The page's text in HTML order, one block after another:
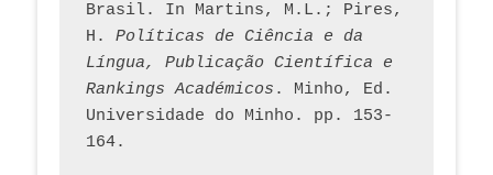
Brasil. In Martins, M.L.; Pires,
H. Políticas de Ciência e da
Língua, Publicação Científica e
Rankings Académicos . Minho, Ed.
Universidade do Minho. pp. 153-
164.